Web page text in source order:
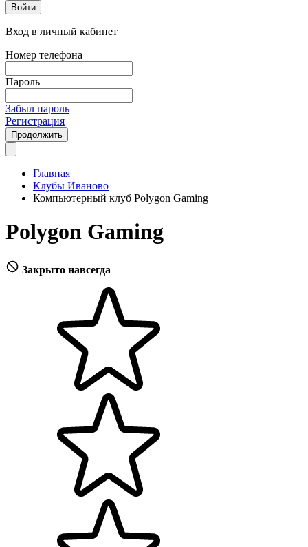
Войти
Вход в личный кабинет
Номер телефона
Пароль
Забыл пароль
Регистрация
Продолжить
Главная
Клубы Иваново
Компьютерный клуб Polygon Gaming
Polygon Gaming
Закрыто навсегда